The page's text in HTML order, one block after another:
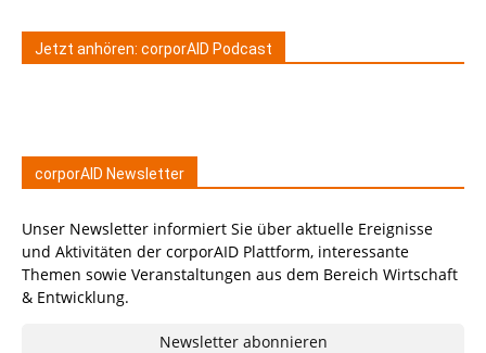
Jetzt anhören: corporAID Podcast
corporAID Newsletter
Unser Newsletter informiert Sie über aktuelle Ereignisse
und Aktivitäten der corporAID Plattform, interessante
Themen sowie Veranstaltungen aus dem Bereich Wirtschaft
& Entwicklung.
Newsletter abonnieren